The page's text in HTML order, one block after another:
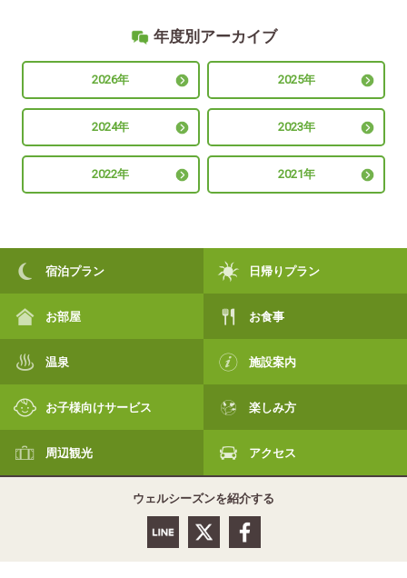
年度別アーカイブ
2026年 2025年
2024年 2023年
2022年 2021年
宿泊プラン 日帰りプラン
お部屋 お食事
温泉 施設案内
お子様向けサービス 楽しみ方
周辺観光 アクセス
ウェルシーズンを紹介する